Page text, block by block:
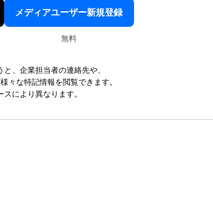
メディアユーザー新規登録
無料
、企業担当者の連絡先や、
々な特記情報を閲覧できます。
により異なります。